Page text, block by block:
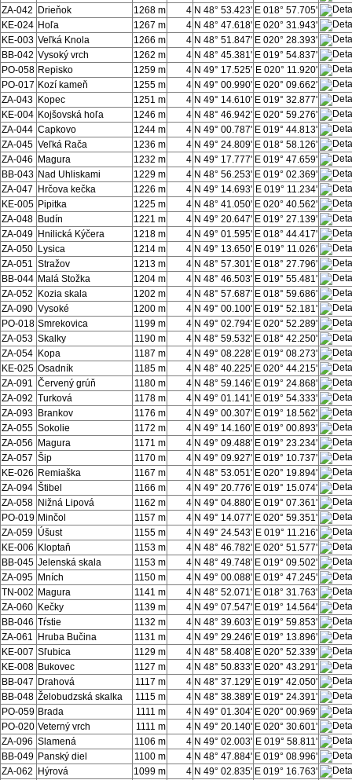
ZA-042
Drieňok 1268 m 4 N 48° 53.423' E 018° 57.705'
KE-024 Hoľa 1267 m 4 N 48° 47.618' E 020° 31.943'
KE-003 Veľká Knola 1266 m 4 N 48° 51.847' E 020° 28.393'
BB-042 Vysoký vrch 1262 m 4 N 48° 45.381' E 019° 54.837'
PO-058 Repisko 1259 m 4 N 49° 17.525' E 020° 11.920'
PO-017 Kozí kameň 1255 m 4 N 49° 00.990' E 020° 09.662'
ZA-043 Kopec 1251 m 4 N 49° 14.610' E 019° 32.877'
KE-004 Kojšovská hoľa 1246 m 4 N 48° 46.942' E 020° 59.276'
ZA-044 Capkovo 1244 m 4 N 49° 00.787' E 019° 44.813'
ZA-045 Veľká Rača 1236 m 4 N 49° 24.809' E 018° 58.126'
ZA-046
Magura 1232 m 4 N 49° 17.777' E 019° 47.659'
BB-043 Nad Uhliskami 1229 m 4 N 48° 56.253' E 019° 02.369'
ZA-047
Hrčova kečka 1226 m 4 N 49° 14.693' E 019° 11.234'
KE-005 Pipitka 1225 m 4 N 48° 41.050' E 020° 40.562'
ZA-048 Budín 1221 m 4 N 49° 20.647' E 019° 27.139'
ZA-049 Hnilická Kýčera 1218 m 4 N 49° 01.595' E 018° 44.417'
ZA-050 Lysica 1214 m 4 N 49° 13.650' E 019° 11.026'
ZA-051 Stražov 1213 m 4 N 48° 57.301' E 018° 27.796'
BB-044 Malá Stožka 1204 m 4 N 48° 46.503' E 019° 55.481'
ZA-052
Kozia skala 1202 m 4 N 48° 57.687' E 018° 59.686'
ZA-090 Vysoké 1200 m 4 N 49° 00.100' E 019° 52.181'
PO-018 Smrekovica 1199 m 4 N 49° 02.794' E 020° 52.289'
ZA-053 Skalky 1190 m 4 N 48° 59.532' E 018° 42.250'
ZA-054 Kopa 1187 m 4 N 49° 08.228' E 019° 08.273'
KE-025 Osadník 1185 m 4 N 48° 40.225' E 020° 44.215'
ZA-091 Červený grúň 1180 m 4 N 48° 59.146' E 019° 24.868'
ZA-092 Turková 1178 m 4 N 49° 01.141' E 019° 54.333'
ZA-093 Brankov 1176 m 4 N 49° 00.307' E 019° 18.562'
ZA-055 Sokolie 1172 m 4 N 49° 14.160' E 019° 00.893'
ZA-056
Magura 1171 m 4 N 49° 09.488' E 019° 23.234'
ZA-057 Šip 1170 m 4 N 49° 09.927' E 019° 10.737'
KE-026 Remiaška 1167 m 4 N 48° 53.051' E 020° 19.894'
ZA-094 Štibel 1166 m 4 N 49° 20.776' E 019° 15.074'
ZA-058 Nižná Lipová 1162 m 4 N 49° 04.880' E 019° 07.361'
PO-019 Minčol 1157 m 4 N 49° 14.077' E 020° 59.351'
ZA-059 Úšust 1155 m 4 N 49° 24.543' E 019° 11.216'
KE-006 Kloptaň 1153 m 4 N 48° 46.782' E 020° 51.577'
BB-045 Jelenská skala 1153 m 4 N 48° 49.748' E 019° 09.502'
ZA-095 Mních 1150 m 4 N 49° 00.088' E 019° 47.245'
TN-002 Magura 1141 m 4 N 48° 52.071' E 018° 31.763'
ZA-060 Kečky 1139 m 4 N 49° 07.547' E 019° 14.564'
BB-046 Tŕstie 1132 m 4 N 48° 39.603' E 019° 59.853'
ZA-061
Hruba Bučina 1131 m 4 N 49° 29.246' E 019° 13.896'
KE-007 Sľubica 1129 m 4 N 48° 58.408' E 020° 52.339'
KE-008 Bukovec 1127 m 4 N 48° 50.833' E 020° 43.291'
BB-047 Drahová 1117 m 4 N 48° 37.129' E 019° 42.050'
BB-048 Želobudzská skalka 1115 m 4 N 48° 38.389' E 019° 24.391'
PO-059 Brada 1111 m 4 N 49° 01.304' E 020° 00.969'
PO-020 Veterný vrch 1111 m 4 N 49° 20.140' E 020° 30.601'
ZA-096 Slamená 1106 m 4 N 49° 02.003' E 019° 58.811'
BB-049 Panský diel 1100 m 4 N 48° 47.884' E 019° 08.996'
ZA-062
Hýrová 1099 m 4 N 49° 02.835' E 019° 16.763'